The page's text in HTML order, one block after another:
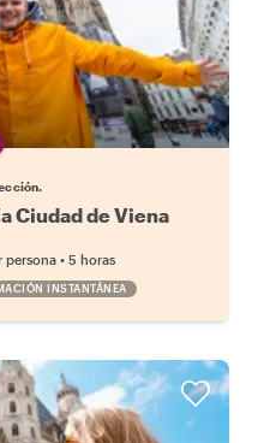
Ciudad de Viena
persona • 5 horas
INSTANTÁNEA